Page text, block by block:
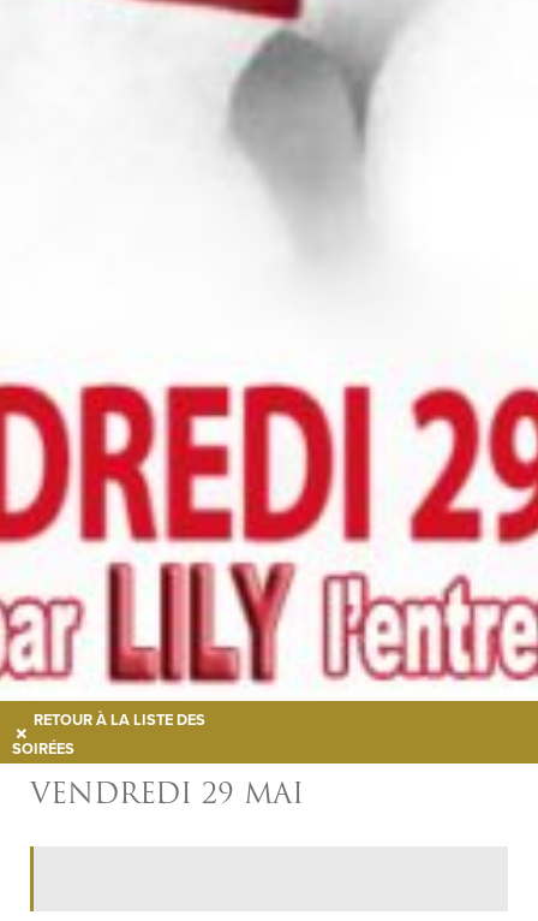
RETOUR À LA LISTE DES
SOIRÉES
VENDREDI 29 MAI